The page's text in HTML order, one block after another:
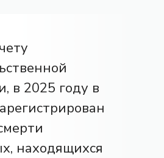
в 2025 году в
находящихся